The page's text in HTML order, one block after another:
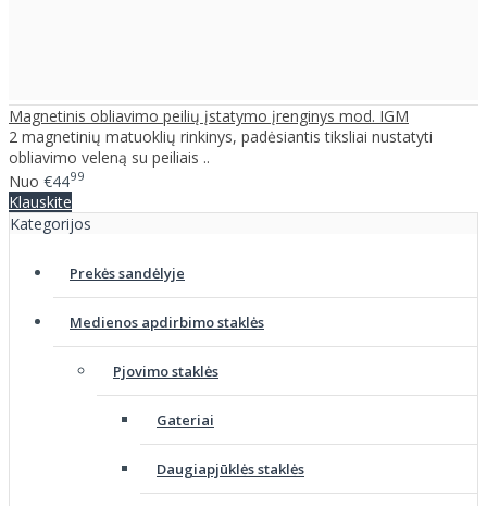
Magnetinis obliavimo peilių įstatymo įrenginys mod. IGM
2 magnetinių matuoklių rinkinys, padėsiantis tiksliai nustatyti
obliavimo veleną su peiliais ..
Nuo €4499
Klauskite
Kategorijos
Prekės sandėlyje
Medienos apdirbimo staklės
Pjovimo staklės
Gateriai
Daugiapjūklės staklės